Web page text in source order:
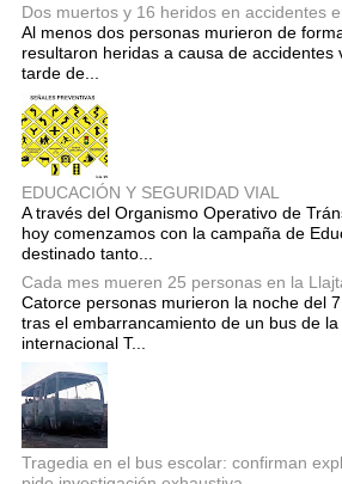
Dos muertos y 16 heridos en accidentes
Al menos dos personas murieron de
resultaron heridas a causa de accidentes
tarde de...
EDUCACIÓN Y SEGURIDAD VIAL
A través del Organismo Operativo de
hoy comenzamos con la campaña de
destinado tanto...
Cada mes mueren 25 personas en la
Catorce personas murieron la noche del
tras el embarrancamiento de un bus de
internacional T...
Tragedia en el bus escolar: confirman